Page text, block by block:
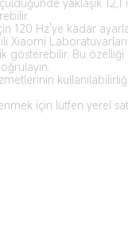
yaklaşık
120 Hz'ye kadar
Xiaomi
Bu
için lütfen yerel